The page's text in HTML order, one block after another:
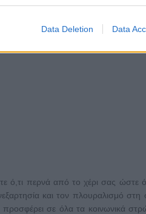
Data Deletion Data
ό,τι περνά από το χέρι σας ώστε
και τον πλουραλισμό
σε όλα τα κοινωνικά